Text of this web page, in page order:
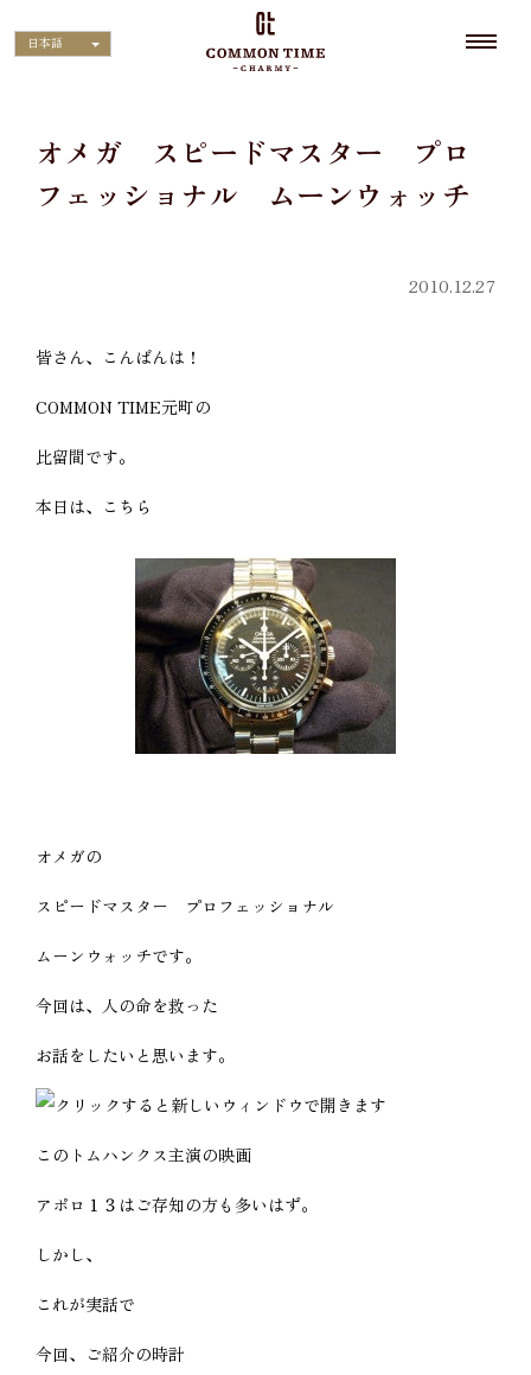
日本語
オメガ スピードマスター プロ
フェッショナル ムーンウォッチ
2010.12.27
皆さん、こんばんは！
COMMON TIME元町の
比留間です。
本日は、こちら
オメガの
スピードマスター プロフェッショナル
ムーンウォッチです。
今回は、人の命を救った
お話をしたいと思います。
このトムハンクス主演の映画
アポロ１３はご存知の方も多いはず。
しかし、
これが実話で
今回、ご紹介の時計